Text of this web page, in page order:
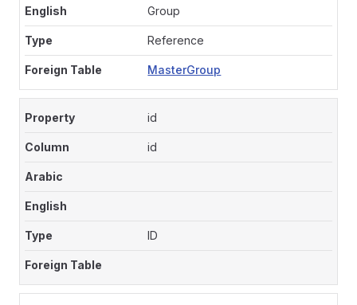
Group
Reference
MasterGroup
id
id
ID